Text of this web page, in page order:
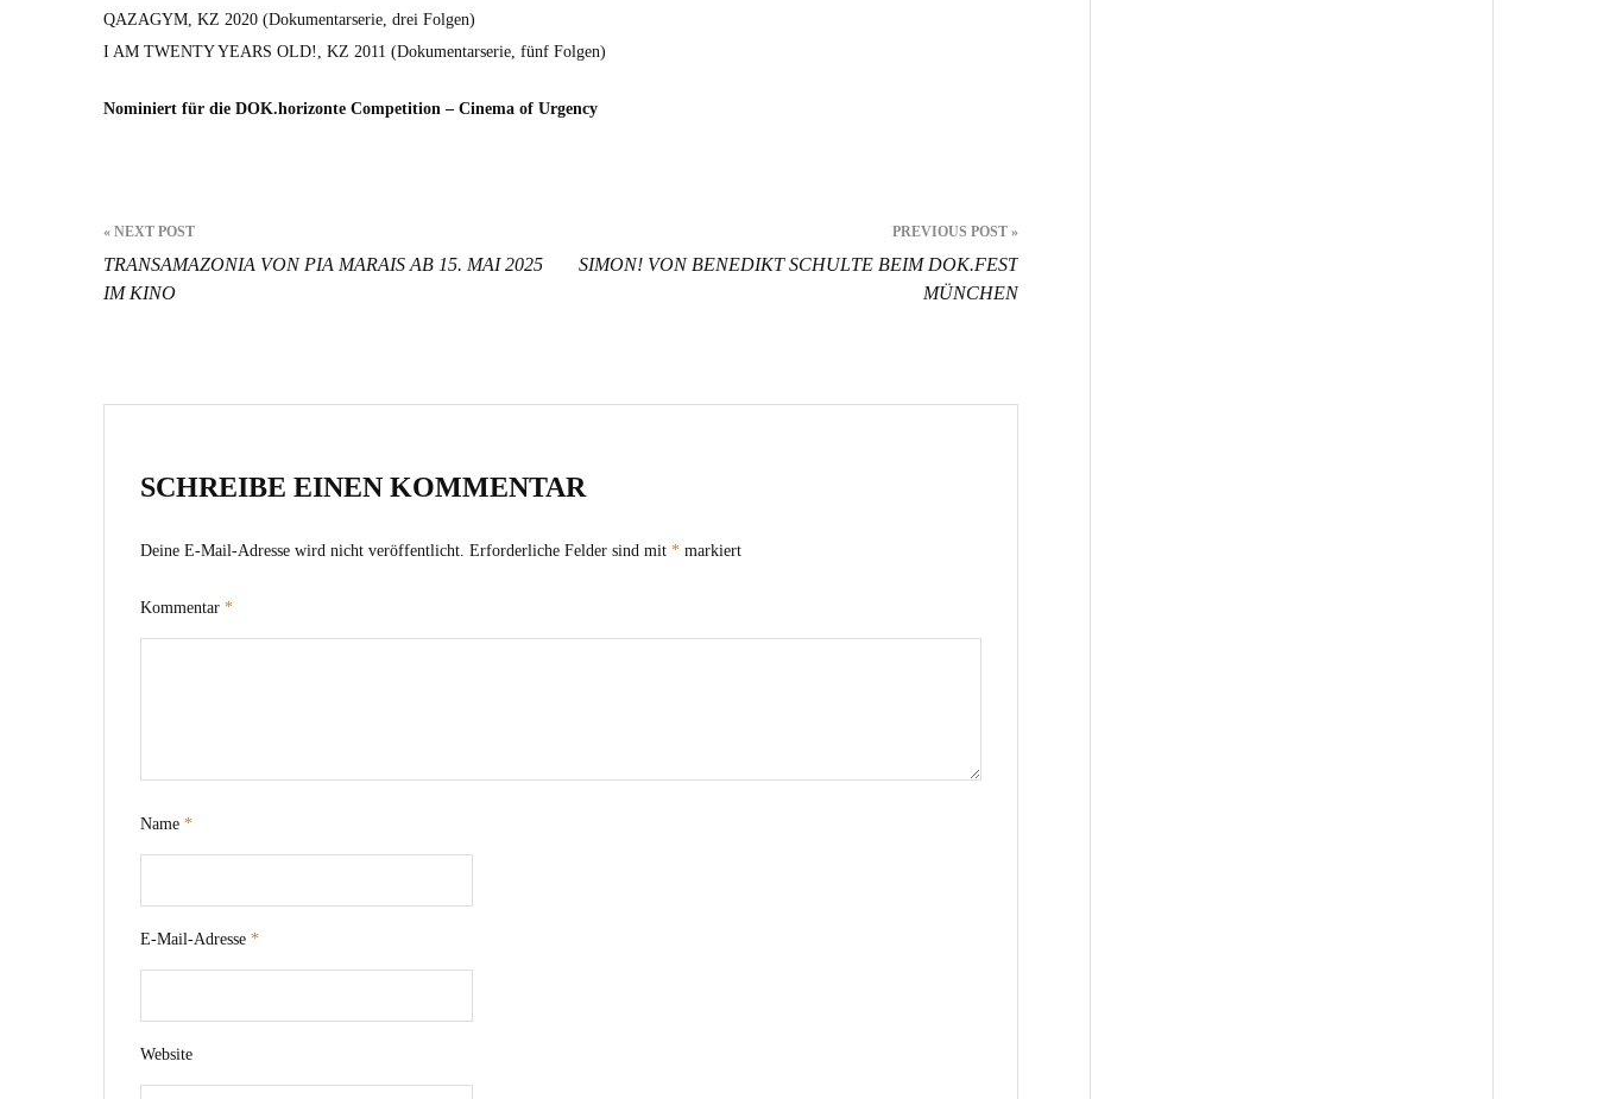
QAZAGYM, KZ 2020 (Doku­men­tarserie, drei Fol­gen)
I AM TWENTY YEARS OLD!, KZ 2011 (Doku­men­tarserie, fünf Fol­gen)
Nominiert für die DOK.horizonte Com­pe­ti­tion – Cin­e­ma of Urgency
PREVIOUS POST »
SIMON! VON BENEDIKT SCHULTE BEIM DOK.FEST
MÜNCHEN
« NEXT POST
TRANSAMAZONIA VON PIA MARAIS AB 15. MAI 2025
IM KINO
SCHREIBE EINEN KOMMENTAR
Deine E-Mail-Adresse wird nicht veröffentlicht. Erforderliche Felder sind mit * markiert
Kommentar *
Name *
E-Mail-Adresse *
Website